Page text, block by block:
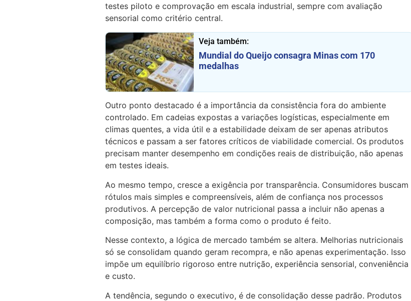
testes piloto e comprovação em escala industrial, sempre com avaliação
sensorial como critério central.
Veja também:
Mundial do Queijo consagra Minas com 170
medalhas
Outro ponto destacado é a importância da consistência fora do ambiente
controlado. Em cadeias expostas a variações logísticas, especialmente em
climas quentes, a vida útil e a estabilidade deixam de ser apenas atributos
técnicos e passam a ser fatores críticos de viabilidade comercial. Os produtos
precisam manter desempenho em condições reais de distribuição, não apenas
em testes ideais.
Ao mesmo tempo, cresce a exigência por transparência. Consumidores buscam
rótulos mais simples e compreensíveis, além de confiança nos processos
produtivos. A percepção de valor nutricional passa a incluir não apenas a
composição, mas também a forma como o produto é feito.
Nesse contexto, a lógica de mercado também se altera. Melhorias nutricionais
só se consolidam quando geram recompra, e não apenas experimentação. Isso
impõe um equilíbrio rigoroso entre nutrição, experiência sensorial, conveniência
e custo.
A tendência, segundo o executivo, é de consolidação desse padrão. Produtos